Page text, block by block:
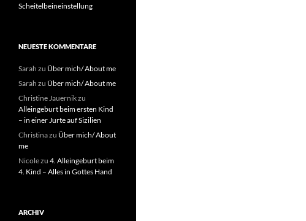
Scheitelbeineinstellung
NEUESTE KOMMENTARE
Sarah zu Über mich/ About me
Sarah zu Über mich/ About me
Christine Jauernikzu
Alleingeburt beim ersten Kind
– in einer Jurte auf Sizilien
Christinazu Über mich/ About
me
Nicolezu 4. Alleingeburt beim
4. Kind – Alles in Gottes Hand
ARCHIV